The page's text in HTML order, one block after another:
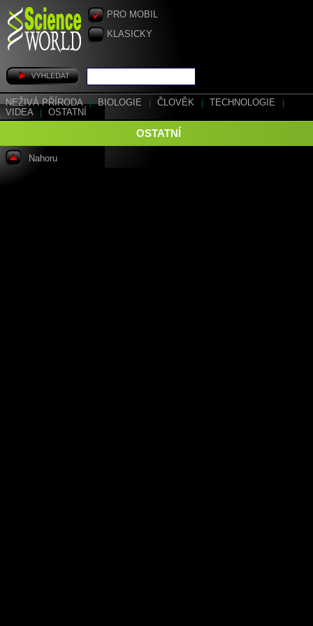
PRO MOBIL
KLASICKY
NEŽIVÁ PŘÍRODA | BIOLOGIE ČLOVĚK TECHNOLOGIE
VIDEA
OSTATNÍ
OSTATNÍ
Nahoru